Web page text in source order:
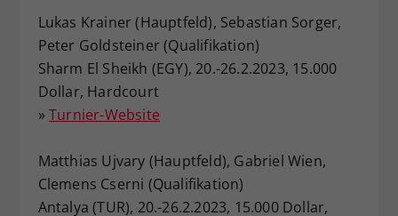
Lukas Krainer (Hauptfeld), Sebastian Sorger,
Peter Goldsteiner (Qualifikation)
Sharm El Sheikh (EGY), 20.-26.2.2023, 15.000
Dollar, Hardcourt
» Turnier-Website
Matthias Ujvary (Hauptfeld), Gabriel Wien,
Clemens Cserni (Qualifikation)
Antalya (TUR), 20.-26.2.2023, 15.000 Dollar,